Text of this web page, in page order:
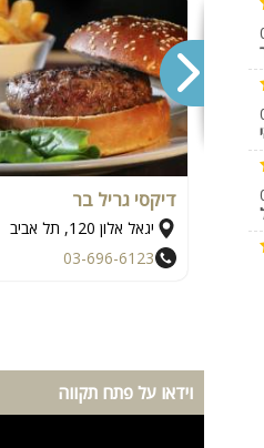
דיקסי גריל בר
יגאל אלון 120, תל אביב
03-696-6123
וידאו על פתח תקווה